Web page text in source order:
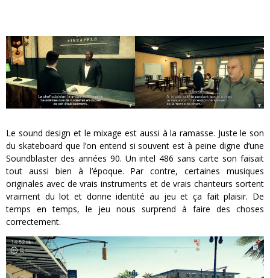
Le sound design et le mixage est aussi à la ramasse. Juste le son
du skateboard que l’on entend si souvent est à peine digne d’une
Soundblaster des années 90. Un intel 486 sans carte son faisait
tout aussi bien à l’époque. Par contre, certaines musiques
originales avec de vrais instruments et de vrais chanteurs sortent
vraiment du lot et donne identité au jeu et ça fait plaisir. De
temps en temps, le jeu nous surprend à faire des choses
correctement.